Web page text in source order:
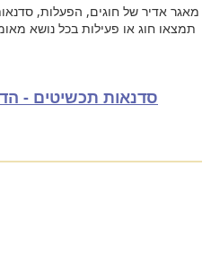
מאגר אדיר של חוגים, הפעלות,
תמצאו חוג או פעילות בכל נושא
סדנאות תכשיטים -